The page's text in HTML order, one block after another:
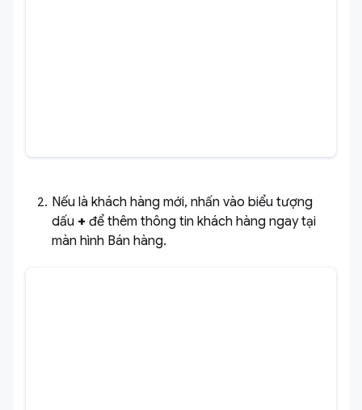
Nếu là khách hàng mới, nhấn vào biểu tượng
dấu + để thêm thông tin khách hàng ngay tại
màn hình Bán hàng.